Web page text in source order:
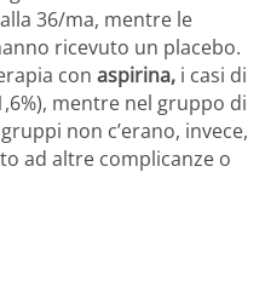
36/ma, mentre le
ricevuto un placebo.
con aspirina, i casi di
mentre nel gruppo di
non c’erano, invece,
ad altre complicanze o